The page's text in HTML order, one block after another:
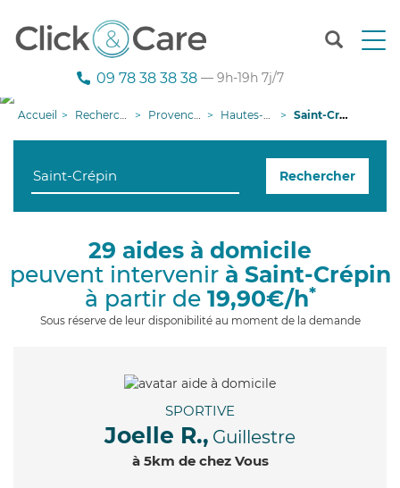
T
n
g
i
09 78 38 38 38 — 9h-19h 7j/7
Accueil Recherche aide à domicile Provence-Alpes-Côte d'Azur Hautes-Alpes Saint-Crépin
Rechercher
29 aides à domicile
peuvent intervenir à Saint-Crépin
à partir de 19,90€/h*
Sous réserve de leur disponibilité au moment de la demande
SPORTIVE
Joelle R., Guillestre
à 5km de chez Vous